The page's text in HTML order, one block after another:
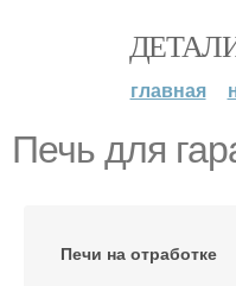
главная
Печь для
Печи на отработке